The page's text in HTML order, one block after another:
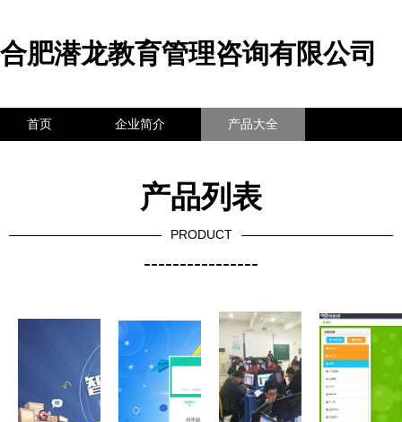
合肥潜龙教育管理咨询有限公司
首页 企业简介 产品大全
产品列表
PRODUCT
----------------